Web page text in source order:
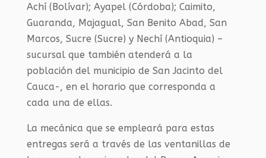
Achí (Bolívar); Ayapel (Córdoba); Caimito,
Guaranda, Majagual, San Benito Abad, San
Marcos, Sucre (Sucre) y Nechí (Antioquia) –
sucursal que también atenderá a la
población del municipio de San Jacinto del
Cauca-, en el horario que corresponda a
cada una de ellas.
La mecánica que se empleará para estas
entregas será a través de las ventanillas de